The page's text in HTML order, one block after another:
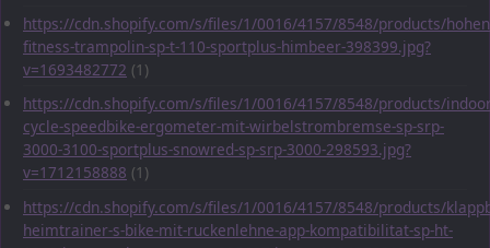
https://cdn.shopify.com/s/files/1/0016/4157/8548/products/
fitness-trampolin-sp-t-110-sportplus-himbeer-398399.jpg?
v=1693482772 (1)
https://cdn.shopify.com/s/files/1/0016/4157/8548/products/
cycle-speedbike-ergometer-mit-wirbelstrombremse-sp-srp-
3000-3100-sportplus-snowred-sp-srp-3000-298593.jpg?
v=1712158888 (1)
https://cdn.shopify.com/s/files/1/0016/4157/8548/products/
heimtrainer-s-bike-mit-ruckenlehne-app-kompatibilitat-sp-ht-